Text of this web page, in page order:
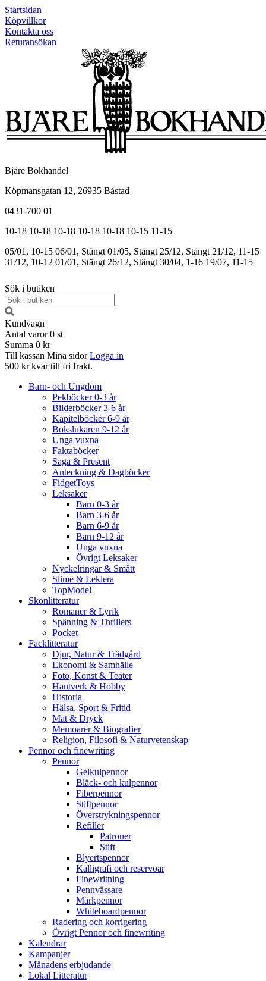
Startsidan
Köpvillkor
Kontakta oss
Returansökan
Bjäre Bokhandel
Köpmansgatan 12, 26935 Båstad
0431-700 01
10-18 10-18 10-18 10-18 10-18 10-15 11-15
05/01, 10-15 06/01, Stängt 01/05, Stängt 25/12, Stängt 21/12, 11-15
31/12, 10-12 01/01, Stängt 26/12, Stängt 30/04, 1-16 19/07, 11-15
Sök i butiken
Kundvagn
Antal varor 0 st
Summa 0 kr
Till kassan Mina sidor Logga in
500 kr kvar till fri frakt.
Barn- och Ungdom
Pekböcker 0-3 år
Bilderböcker 3-6 år
Kapitelböcker 6-9 år
Bokslukaren 9-12 år
Unga vuxna
Faktaböcker
Saga & Present
Anteckning & Dagböcker
FidgetToys
Leksaker
Barn 0-3 år
Barn 3-6 år
Barn 6-9 år
Barn 9-12 år
Unga vuxna
Övrigt Leksaker
Nyckelringar & Smått
Slime & Leklera
TopModel
Skönlitteratur
Romaner & Lyrik
Spänning & Thrillers
Pocket
Facklitteratur
Djur, Natur & Trädgård
Ekonomi & Samhälle
Foto, Konst & Teater
Hantverk & Hobby
Historia
Hälsa, Sport & Fritid
Mat & Dryck
Memoarer & Biografier
Religion, Filosofi & Naturvetenskap
Pennor och finewriting
Pennor
Gelkulpennor
Bläck- och kulpennor
Fiberpennor
Stiftpennor
Överstrykningspennor
Refiller
Patroner
Stift
Blyertspennor
Kalligrafi och reservoar
Finewritning
Pennvässare
Märkpennor
Whiteboardpennor
Radering och korrigering
Övrigt Pennor och finewriting
Kalendrar
Kampanjer
Månadens erbjudande
Lokal Litteratur